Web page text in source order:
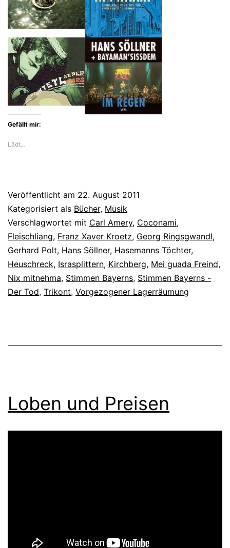
Gefällt mir:
Lädt…
Veröffentlicht am 22. August 2011
Kategorisiert als Bücher, Musik
Verschlagwortet mit Carl Amery, Coconami,
Fleischliang, Franz Xaver Kroetz, Georg Ringsgwandl,
Gerhard Polt, Hans Söllner, Hasemanns Töchter,
Heuschreck, Israsplittern, Kirchberg, Mei guada Freind,
Nix mitnehma, Stimmen Bayerns, Stimmen Bayerns -
Der Tod, Trikont, Vorgezogener Lagerräumung
Loben und Preisen